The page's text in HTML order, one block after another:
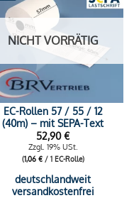
NICHT VORRÄTIG
EC-Rollen 57 / 55 / 12
(40m) – mit SEPA-Text
52,90€
Zzgl. 19% USt.
(1,06 €/ 1 EC-Rolle)
deutschlandweit
versandkostenfrei